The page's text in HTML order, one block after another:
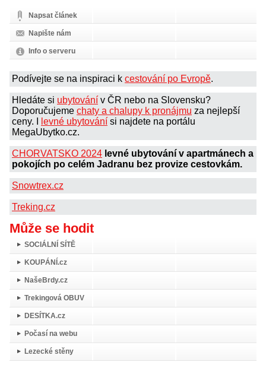
Napsat článek
Napište nám
Info o serveru
Podívejte se na inspiraci k cestování po Evropě.
Hledáte si ubytování v ČR nebo na Slovensku?
Doporučujeme chaty a chalupy k pronájmu za nejlepší
ceny. I
levné ubytování si najdete na portálu
MegaUbytko.cz.
CHORVATSKO 2024 levné ubytování v apartmánech a
pokojích po celém Jadranu bez provize cestovkám.
Snowtrex.cz
Treking.cz
Může se hodit
SOCIÁLNÍ SÍTĚ
KOUPÁNÍ.cz
NašeBrdy.cz
Trekingová OBUV
DESÍTKA.cz
Počasí na webu
Lezecké stěny